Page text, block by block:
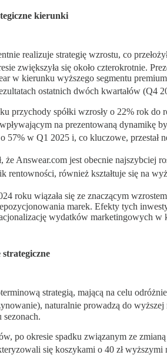
kierunki
realizuje strategię wzrostu, co
zwiększyła się około czterokrotnie.
w kierunku wyższego segmentu
ostatnich dwóch kwartałów (Q4
przychody spółki wzrosły o 22% rok
na prezentowaną dynamikę
57% w Q1 2025 i, co kluczowe,
że Answear.com jest obecnie
rentowności, również kształtuje się na
roku wiązała się ze znaczącym
marek. Efekty tych
wydatków marketingowych
strategią, mającą na celu
naturalnie prowadzą do wyższej
po okresie spadku związanym ze
się koszykami o 40 zł